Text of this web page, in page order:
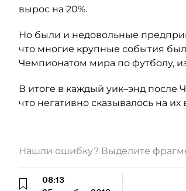
вырос на 20%.
Но были и недовольные
что многие крупные события
Чемпионатом мира по футболу,
В итоге в каждый уик–энд
что негативно сказывалось на их
Нашли ошибку? Выделите
08:13